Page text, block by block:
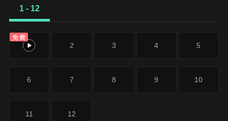
羅潔塔的小組。有妄想傾向的麗奈特、個性輕浮的菈
1 - 12
免費
1 2 3 4 5
6 7 8 9 10
11 12